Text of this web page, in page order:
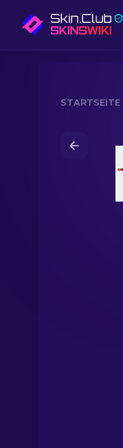
STARTSEITE